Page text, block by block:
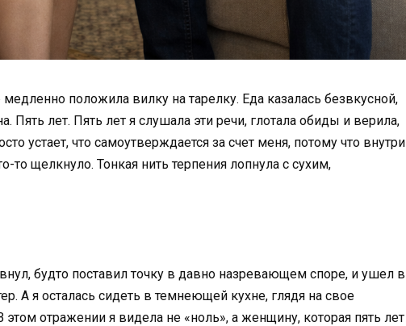
медленно положила вилку на тарелку. Еда казалась безвкусной,
Пять лет. Пять лет я слушала эти речи, глотала обиды и верила,
устает, что самоутверждается за счет меня, потому что внутри
то щелкнуло. Тонкая нить терпения лопнула с сухим,
будто поставил точку в давно назревающем споре, и ушел в
А я осталась сидеть в темнеющей кухне, глядя на свое
отражении я видела не «ноль», а женщину, которая пять лет